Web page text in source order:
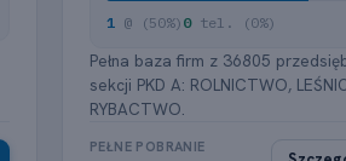
1 @ (50%) 0 tel. (0%)
Pełna baza firm z 36805
sekcji PKD A: ROLNICTWO,
RYBACTWO.
PEŁNE POBRANIE